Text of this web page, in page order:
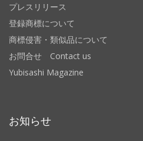
プレスリリース
登録商標について
商標侵害・類似品について
お問合せ Contact us
Yubisashi Magazine
お知らせ